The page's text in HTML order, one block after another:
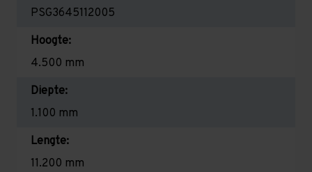
PSG3645112005
Hoogte:
4.500 mm
Diepte:
1.100 mm
Lengte:
11.200 mm